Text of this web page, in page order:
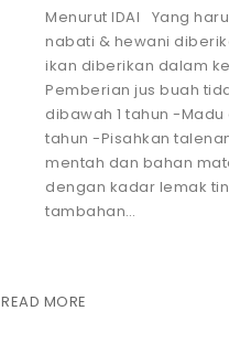
Menurut IDAI Yang
nabati & hewani
ikan diberikan dalam
Pemberian jus buah
dibawah 1 tahun -
tahun -Pisahkan
mentah dan bahan
dengan kadar lemak
tambahan…
READ MORE